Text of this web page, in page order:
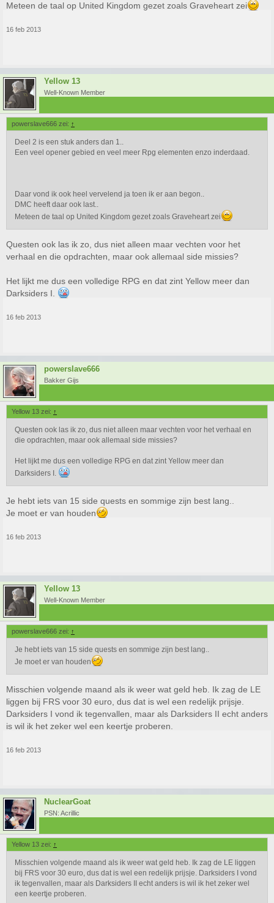
Meteen de taal op United Kingdom gezet zoals Graveheart zei
16 feb 2013
Yellow 13
Well-Known Member
powerslave666 zei: ↑
Deel 2 is een stuk anders dan 1..
Een veel opener gebied en veel meer Rpg elementen enzo inderdaad.
Daar vond ik ook heel vervelend ja toen ik er aan begon..
DMC heeft daar ook last..
Meteen de taal op United Kingdom gezet zoals Graveheart zei
Questen ook las ik zo, dus niet alleen maar vechten voor het
verhaal en die opdrachten, maar ook allemaal side missies?
Het lijkt me dus een volledige RPG en dat zint Yellow meer dan
Darksiders I.
16 feb 2013
powerslave666
Bakker Gijs
Yellow 13 zei: ↑
Questen ook las ik zo, dus niet alleen maar vechten voor het verhaal en
die opdrachten, maar ook allemaal side missies?
Het lijkt me dus een volledige RPG en dat zint Yellow meer dan
Darksiders I.
Je hebt iets van 15 side quests en sommige zijn best lang..
Je moet er van houden
16 feb 2013
Yellow 13
Well-Known Member
powerslave666 zei: ↑
Je hebt iets van 15 side quests en sommige zijn best lang..
Je moet er van houden
Misschien volgende maand als ik weer wat geld heb. Ik zag de LE
liggen bij FRS voor 30 euro, dus dat is wel een redelijk prijsje.
Darksiders I vond ik tegenvallen, maar als Darksiders II echt anders
is wil ik het zeker wel een keertje proberen.
16 feb 2013
NuclearGoat
PSN: Acrillic
Yellow 13 zei: ↑
Misschien volgende maand als ik weer wat geld heb. Ik zag de LE liggen
bij FRS voor 30 euro, dus dat is wel een redelijk prijsje. Darksiders I vond
ik tegenvallen, maar als Darksiders II echt anders is wil ik het zeker wel
een keertje proberen.